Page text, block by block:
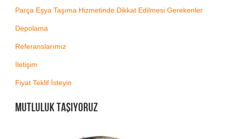
Parça Eşya Taşıma Hizmetinde Dikkat Edilmesi Gerekenler
Depolama
Referanslarımız
İletişim
Fiyat Teklif İsteyin
MUTLULUK TAŞIYORUZ